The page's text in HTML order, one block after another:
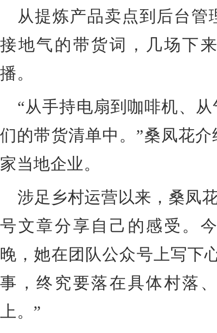
从提炼产品卖点到后台
接地气的带货词，几场下
播。
“从手持电扇到咖啡机、
们的带货清单中。”桑凤花
家当地企业。
涉足乡村运营以来，桑凤
号文章分享自己的感受。
晚，她在团队公众号上写下
事，终究要落在具体村落
上。”